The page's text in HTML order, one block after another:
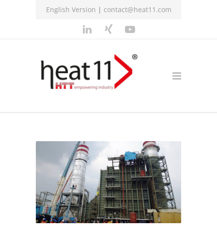
English Version | contact@heat11.com